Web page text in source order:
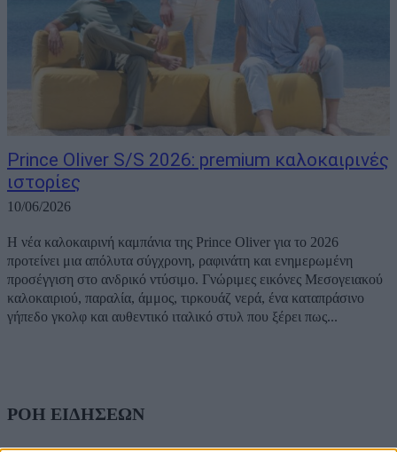
Prince Oliver S/S 2026: premium καλοκαιρινές
ιστορίες
10/06/2026
Η νέα καλοκαιρινή καμπάνια της Prince Oliver για το 2026
προτείνει μια απόλυτα σύγχρονη, ραφινάτη και ενημερωμένη
προσέγγιση στο ανδρικό ντύσιμο. Γνώριμες εικόνες Μεσογειακού
καλοκαιριού, παραλία, άμμος, τιρκουάζ νερά, ένα καταπράσινο
γήπεδο γκολφ και αυθεντικό ιταλικό στυλ που ξέρει πως...
ΡΟΗ ΕΙΔΗΣΕΩΝ